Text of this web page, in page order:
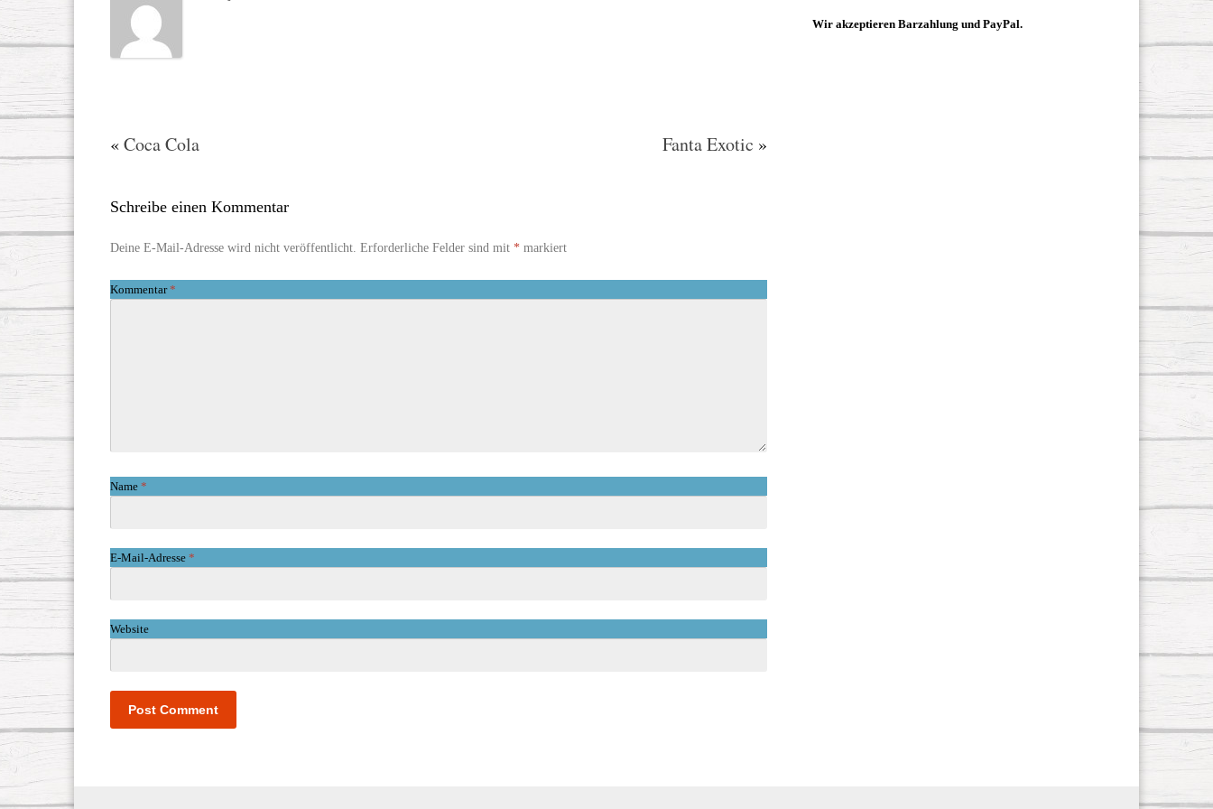
«Coca Cola Fanta Exotic »
Schreibe einen Kommentar
Deine E-Mail-Adresse wird nicht veröffentlicht. Erforderliche Felder sind mit * markiert
Kommentar*
Name *
E-Mail-Adresse *
Website
Wir akzeptieren Barzahlung und PayPal.